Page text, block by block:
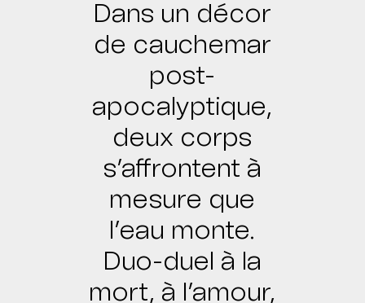
Dans un décor
de cauchemar
post-
apocalyptique,
deux corps
s’affrontent à
mesure que
l’eau monte.
Duo-duel à la
mort, à l’amour,